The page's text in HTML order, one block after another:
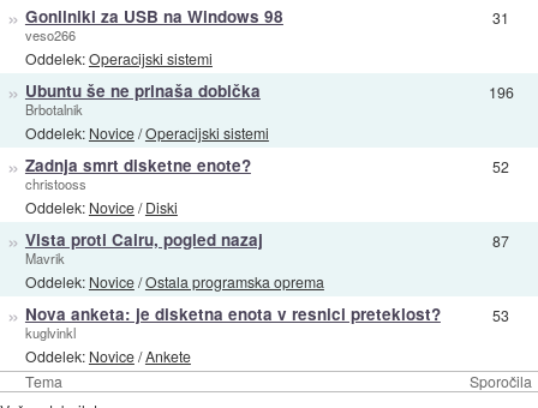
Tema Sporočila
» Gonilniki za USB na Windows 98
veso266
Oddelek:Operacijski sistemi
31
» Ubuntu še ne prinaša dobička
Brbotalnik
Oddelek: Novice/Operacijski sistemi
196
» Zadnja smrt disketne enote?
christooss
Oddelek: Novice/Diski
52
» Vista proti Cairu, pogled nazaj
Mavrik
Oddelek: Novice/Ostala programska oprema
87
» Nova anketa: je disketna enota v resnici preteklost?
kuglvinkl
Oddelek: Novice/Ankete
53